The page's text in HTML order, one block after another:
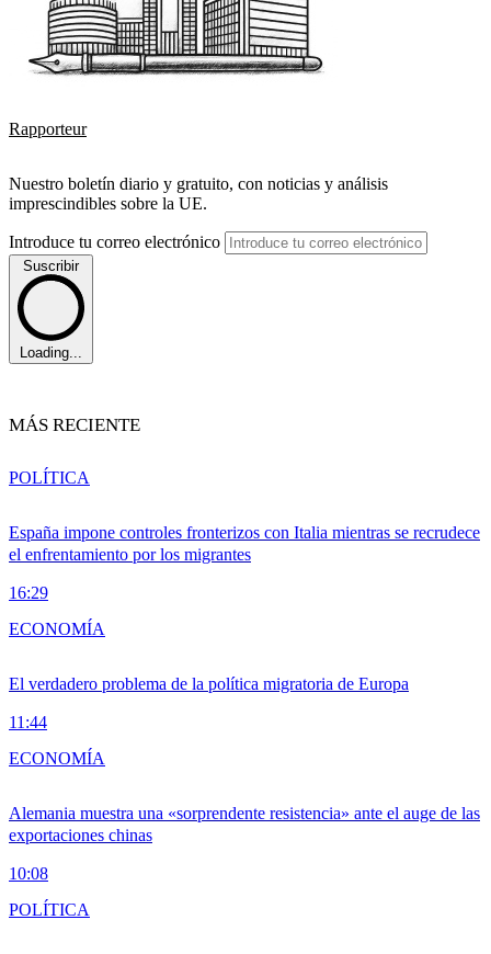
Rapporteur
Nuestro boletín diario y gratuito, con noticias y análisis
imprescindibles sobre la UE.
Introduce tu correo electrónico
Suscribir
Loading...
MÁS RECIENTE
España impone controles fronterizos con Italia mientras se recrudece
el enfrentamiento por los migrantes
16:29
POLÍTICA
El verdadero problema de la política migratoria de Europa
11:44
ECONOMÍA
Alemania muestra una «sorprendente resistencia» ante el auge de las
exportaciones chinas
10:08
ECONOMÍA
POLÍTICA